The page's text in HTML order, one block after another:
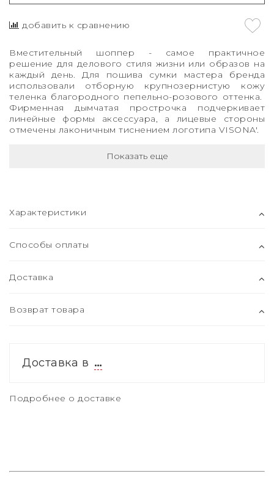
добавить к сравнению
Вместительный шоппер - самое практичное
решение для делового стиля жизни или образов на
каждый день. Для пошива сумки мастера бренда
использовали отборную крупнозернистую кожу
теленка благородного пепельно-розового оттенка.
Фирменная дымчатая прострочка подчеркивает
линейные формы аксессуара, а лицевые стороны
отмечены лаконичным тиснением логотипа VISONA'.
Показать еще
Характеристики
Способы оплаты
Доставка
Возврат товара
Доставка в …
Подробнее о доставке